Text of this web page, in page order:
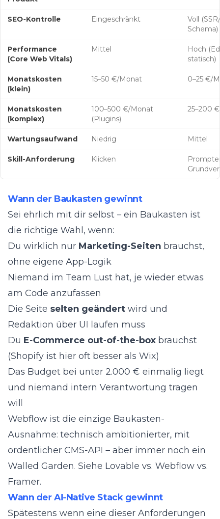
SEO-Kontrolle Eingeschränkt
Voll
Schema)
Performance
(Core Web Vitals)
Mittel
Hoch
statisch)
Monatskosten
(klein)
15–50 €/Monat 0–25 €/
Monatskosten
(komplex)
100–500 €/Monat
(Plugins)
25–200
Wartungsaufwand Niedrig Mittel
Skill-Anforderung Klicken
Wann der Baukasten gewinnt
Sei ehrlich mit dir selbst – ein Baukasten ist
die richtige Wahl, wenn:
Du wirklich nur Marketing-Seiten brauchst,
ohne eigene App-Logik
Niemand im Team Lust hat, je wieder etwas
am Code anzufassen
Die Seite selten geändert wird und
Redaktion über UI laufen muss
Du E-Commerce out-of-the-box brauchst
(Shopify ist hier oft besser als Wix)
Das Budget bei unter 2.000 € einmalig liegt
und niemand intern Verantwortung tragen
will
Webflow ist die einzige Baukasten-
Ausnahme: technisch ambitionierter, mit
ordentlicher CMS-API – aber immer noch ein
Walled Garden. Siehe Lovable vs. Webflow vs.
Framer.
Wann der AI-Native Stack gewinnt
Spätestens wenn eine dieser Anforderungen